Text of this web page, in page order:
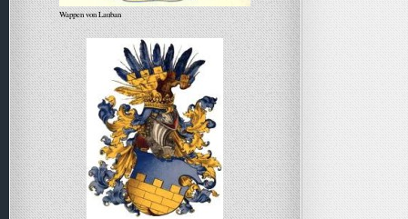
Wappen von Lauban